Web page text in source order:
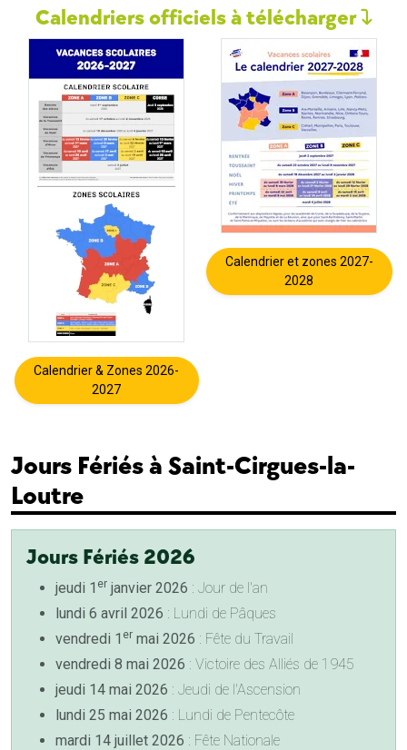
Calendriers officiels à télécharger
Calendrier & Zones 2026-
2027
Calendrier et zones 2027-
2028
Jours Fériés à Saint-Cirgues-la-
Loutre
Jours Fériés 2026
jeudi 1 er janvier 2026 : Jour de l'an
lundi 6 avril 2026 : Lundi de Pâques
vendredi 1 er mai 2026 : Fête du Travail
vendredi 8 mai 2026 : Victoire des Alliés de 1945
jeudi 14 mai 2026 : Jeudi de l'Ascension
lundi 25 mai 2026 : Lundi de Pentecôte
mardi 14 juillet 2026 : Fête Nationale